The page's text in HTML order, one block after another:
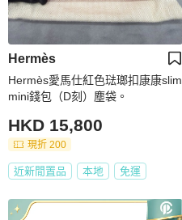
Hermès
Hermès愛馬仕紅色琺瑯扣康康slim
mini錢包（D刻）塵袋。
HKD 15,800
現折 200
近新閒置品 本地 免運